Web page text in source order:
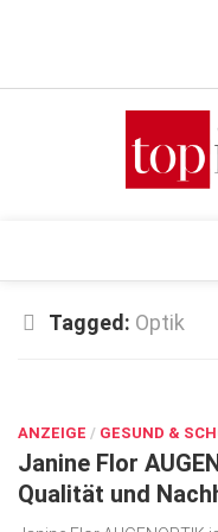
Verkaufsstellen
Top
Geschäft
gesund & schön
Gesellschaft
Tagged: Optik
ANZEIGE / GESUND &
Janine Flor
Qualität und